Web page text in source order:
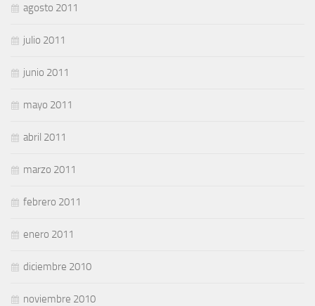
agosto 2011
julio 2011
junio 2011
mayo 2011
abril 2011
marzo 2011
febrero 2011
enero 2011
diciembre 2010
noviembre 2010